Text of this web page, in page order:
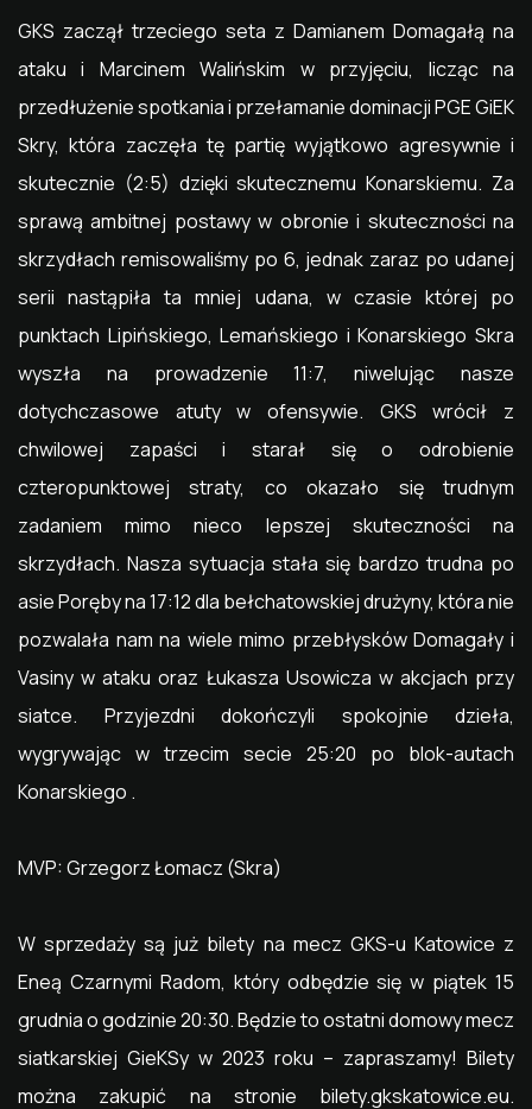
GKS zaczął trzeciego seta z Damianem Domagałą na
ataku i Marcinem Walińskim w przyjęciu, licząc na
przedłużenie spotkania i przełamanie dominacji PGE GiEK
Skry, która zaczęła tę partię wyjątkowo agresywnie i
skutecznie (2:5) dzięki skutecznemu Konarskiemu. Za
sprawą ambitnej postawy w obronie i skuteczności na
skrzydłach remisowaliśmy po 6, jednak zaraz po udanej
serii nastąpiła ta mniej udana, w czasie której po
punktach Lipińskiego, Lemańskiego i Konarskiego Skra
wyszła na prowadzenie 11:7, niwelując nasze
dotychczasowe atuty w ofensywie. GKS wrócił z
chwilowej zapaści i starał się o odrobienie
czteropunktowej straty, co okazało się trudnym
zadaniem mimo nieco lepszej skuteczności na
skrzydłach. Nasza sytuacja stała się bardzo trudna po
asie Poręby na 17:12 dla bełchatowskiej drużyny, która nie
pozwalała nam na wiele mimo przebłysków Domagały i
Vasiny w ataku oraz Łukasza Usowicza w akcjach przy
siatce. Przyjezdni dokończyli spokojnie dzieła,
wygrywając w trzecim secie 25:20 po blok-autach
Konarskiego .
MVP: Grzegorz Łomacz (Skra)
W sprzedaży są już bilety na mecz GKS-u Katowice z
Eneą Czarnymi Radom, który odbędzie się w piątek 15
grudnia o godzinie 20:30. Będzie to ostatni domowy mecz
siatkarskiej GieKSy w 2023 roku – zapraszamy! Bilety
można zakupić na stronie bilety.gkskatowice.eu.